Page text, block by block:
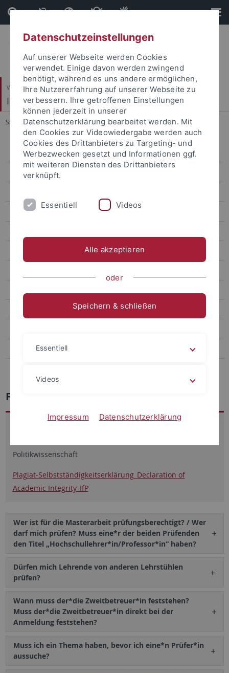
Direkt
zum
Inhalt
Direkt
zur
Fußleiste
Wirtschafts- und Sozialwissenschaftliche Fakultät
Institut für Politikwissenschaft
Sie sind hier: Startseite ... FAQ Masterarbeit MADRE
Team
Research
Masterstudiengang "Demokratie und Regieren in Europa"
Berufsperspektiven
Lehrende des Studiengangs
FAQ Masterarbeit MADRE
FAQ Masterarbeit MADRE
Politikwissenschaft
Plagiat-Selbstständigkeitserklärung_Declaration of
Academic Integrity_IfP
Wer ist für die Masterarbeit prüfungsberechtigt? / Wer
darf mich prüfen? Muss eine*r der beiden Prüfenden
den Titel „Hochschullehrer*in/Professor*in“ haben?
Dürfen mich Lehrende von anderen Lehrstühlen
prüfen?
Wann muss der*die Zweitbetreuer*in feststehen?
Muss der*die Zweitbetreuer*in direkt bei der
Anmeldung feststehen?
Muss ich ein Thema haben, bevor ich eine*n Prüfer*in
aussuche?
Datenschutzeinstellungen
Auf unserer Webseite werden Cookies
verwendet. Einige davon werden zwingend
benötigt, während es uns andere ermöglichen,
Ihre Nutzererfahrung auf unserer Webseite zu
verbessern. Ihre getroffenen Einstellungen
können jederzeit in unserer
Datenschutzerklärung bearbeitet werden. Mit
den Cookies zur Videowiedergabe werden auch
Cookies des Drittanbieters zu Targeting- und
Werbezwecken gesetzt und Informationen ggf.
mit weiteren Diensten des Drittanbieters
verknüpft.
Essentiell Videos
Alle akzeptieren
oder
Speichern & schließen
Essentiell
Videos
Impressum Datenschutzerklärung